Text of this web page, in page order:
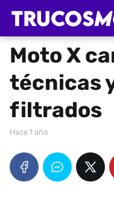
Moto X
técnicas
filtrados
hace 1 año